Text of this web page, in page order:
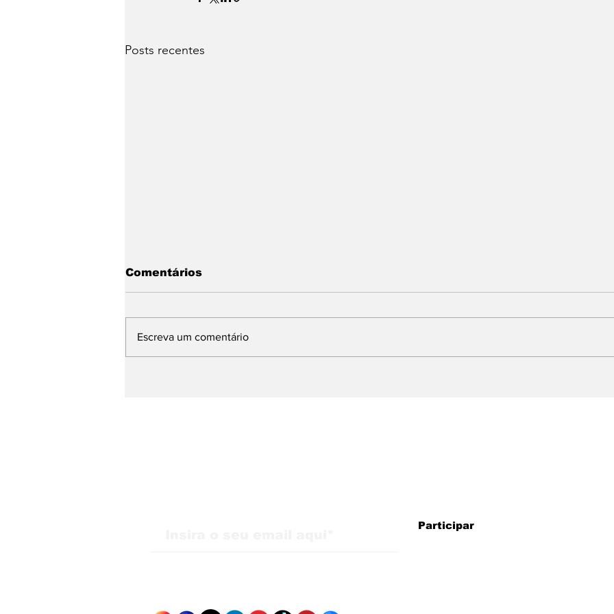
Posts recentes
Comentários
Escreva um comentário
Participar